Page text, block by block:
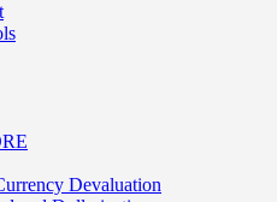
Devaluation